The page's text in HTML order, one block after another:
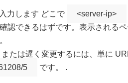
力します どこで <server-ip>
認できるはずです。表示される
たは遅く変更するには、単に
5 です。 .